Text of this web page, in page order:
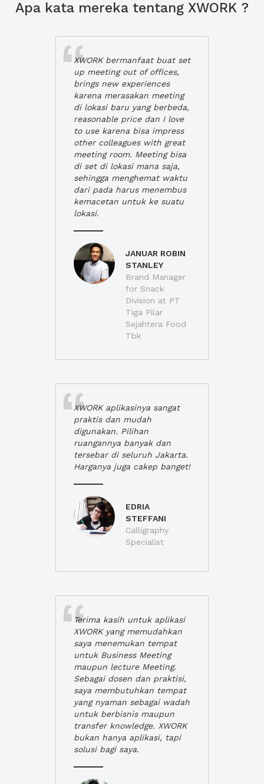
Apa kata mereka tentang XWORK ?
XWORK bermanfaat buat set
up meeting out of offices,
brings new experiences
karena merasakan meeting
di lokasi baru yang berbeda,
reasonable price dan I love
to use karena bisa impress
other colleagues with great
meeting room. Meeting bisa
di set di lokasi mana saja,
sehingga menghemat waktu
dari pada harus menembus
kemacetan untuk ke suatu
lokasi.
JANUAR ROBIN
STANLEY
Brand Manager
for Snack
Division at PT
Tiga Pilar
Sejahtera Food
Tbk
XWORK aplikasinya sangat
praktis dan mudah
digunakan. Pilihan
ruangannya banyak dan
tersebar di seluruh Jakarta.
Harganya juga cakep banget!
EDRIA
STEFFANI
Calligraphy
Specialist
Terima kasih untuk aplikasi
XWORK yang memudahkan
saya menemukan tempat
untuk Business Meeting
maupun lecture Meeting.
Sebagai dosen dan praktisi,
saya membutuhkan tempat
yang nyaman sebagai wadah
untuk berbisnis maupun
transfer knowledge. XWORK
bukan hanya aplikasi, tapi
solusi bagi saya.